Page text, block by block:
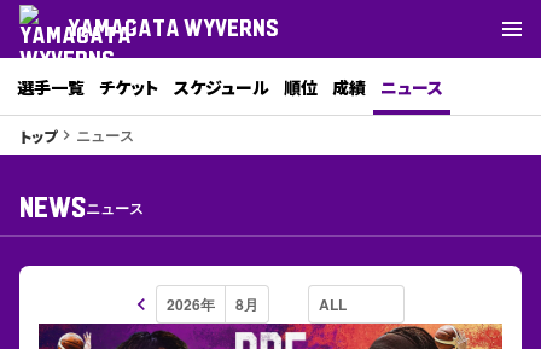
YAMAGATA WYVERNS
選手一覧 チケット スケジュール 順位 成績 ニュース
トップkeyboard_arrow_right ニュース
NEWSニュース
keyboard_arrow_left